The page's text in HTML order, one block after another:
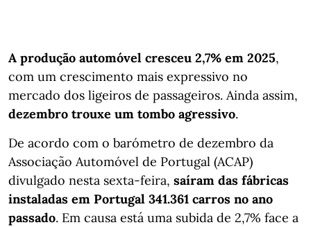
A produção automóvel cresceu 2,7% em 2025,
com um crescimento mais expressivo no
mercado dos ligeiros de passageiros. Ainda assim,
dezembro trouxe um tombo agressivo.
De acordo com o barómetro de dezembro da
Associação Automóvel de Portugal (ACAP)
divulgado nesta sexta-feira, saíram das fábricas
instaladas em Portugal 341.361 carros no ano
passado. Em causa está uma subida de 2,7% face a